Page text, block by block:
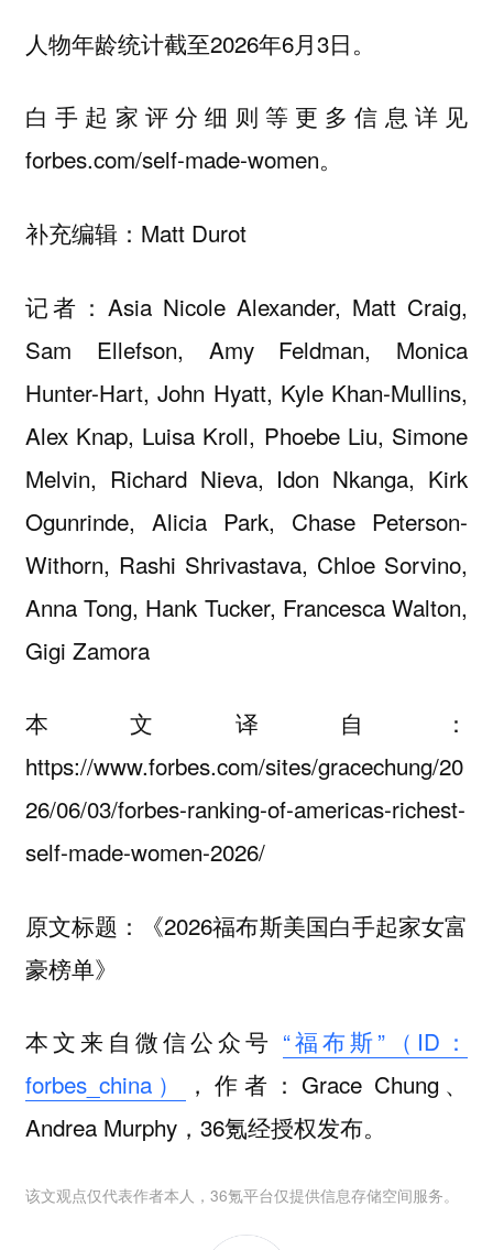
人物年龄统计截至2026年6月3日。
白手起家评分细则等更多信息详见
forbes.com/self-made-women。
补充编辑：Matt Durot
记者：Asia Nicole Alexander, Matt Craig,
Sam Ellefson, Amy Feldman, Monica
Hunter-Hart, John Hyatt, Kyle Khan-Mullins,
Alex Knap, Luisa Kroll, Phoebe Liu, Simone
Melvin, Richard Nieva, Idon Nkanga, Kirk
Ogunrinde, Alicia Park, Chase Peterson-
Withorn, Rashi Shrivastava, Chloe Sorvino,
Anna Tong, Hank Tucker, Francesca Walton,
Gigi Zamora
本文译自：
https://www.forbes.com/sites/gracechung/20
26/06/03/forbes-ranking-of-americas-richest-
self-made-women-2026/
原文标题：《2026福布斯美国白手起家女富
豪榜单》
本文来自微信公众号 “福布斯”（ID：
forbes_china）
，作者：Grace Chung、
Andrea Murphy，36氪经授权发布。
该文观点仅代表作者本人，36氪平台仅提供信息存储空间服务。